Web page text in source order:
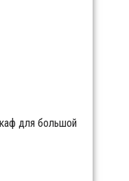
для большой